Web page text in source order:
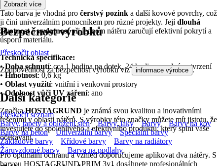
Tato barva je vhodná pro čerstvý pozink a další kovové povrchy, což
ji činí univerzálním pomocníkem pro různé projekty. Jejídlouhá
životnostavydatnostpři jednom nátěru zaručují efektivní pokrytí a
úsporu materiálu.
Technická specifikace:
•Doba schnutí: cca 1 hodina na dotek, 24 hodin pro plné vytvrzení
•Hmotnost: 0,6 kg
• Oblast využití: vnitřní i venkovní prostory
•Odolnost vůči UV záření: ano
ZnačkaHOSTAGRUND je známá svou kvalitou a inovativními
řešeními v oblasti nátěrů. S výrobky této značky můžete mít jistotu, že
investujete do spolehlivého a efektivního produktu, který splní vaše
očekávání.
Pro optimální ochranu a vzhled doporučujeme aplikovat dva nátěry. S
barvou HOSTAGRUND PRIM 3v1 dosáhnete profesionálních
Zobrazit více
Bezpečnost výrobků
Přeskočit oblast
Zodpovědnost za bezpečnost výrobku viz informace výrobce .
Další kategorie
Přeskočit seznam
Barvy, tapety a obložení stěn
Barvy, laky Barvy
Barvy na kov
Barvy na beton
Univerzální barvy
Speciální barvy
Základové barvy
Křídové barvy
Barvy na radiátory
Žáruvzdorné barvy
Barva na podlahy